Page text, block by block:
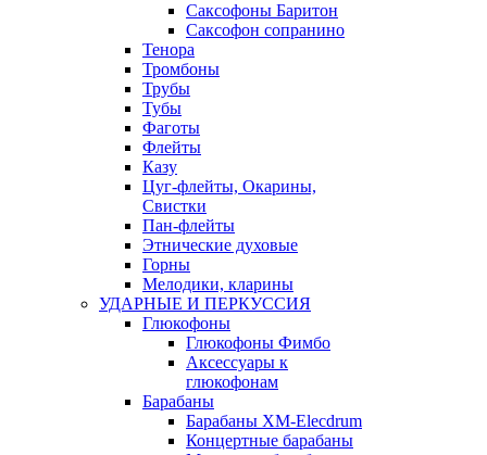
Саксофоны Баритон
Саксофон сопранино
Тенора
Тромбоны
Трубы
Тубы
Фаготы
Флейты
Казу
Цуг-флейты, Окарины,
Свистки
Пан-флейты
Этнические духовые
Горны
Мелодики, кларины
УДАРНЫЕ И ПЕРКУССИЯ
Глюкофоны
Глюкофоны Фимбо
Аксессуары к
глюкофонам
Барабаны
Барабаны XM-Elecdrum
Концертные барабаны